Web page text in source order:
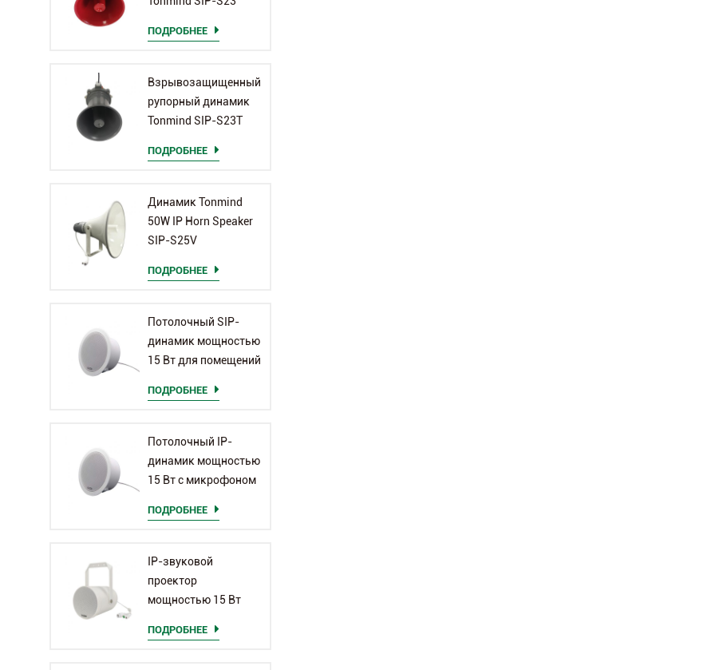
ПОДРОБНЕЕ
Взрывозащищенный
рупорный динамик
Tonmind SIP-S23T
ПОДРОБНЕЕ
Динамик Tonmind
50W IP Horn Speaker
SIP-S25V
ПОДРОБНЕЕ
Потолочный SIP-
динамик мощностью
15 Вт для помещений
ПОДРОБНЕЕ
Потолочный IP-
динамик мощностью
15 Вт с микрофоном
ПОДРОБНЕЕ
IP-звуковой
проектор
мощностью 15 Вт
ПОДРОБНЕЕ